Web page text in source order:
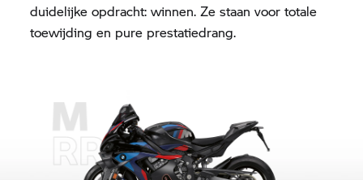
duidelijke opdracht: winnen. Ze staan voor totale
toewijding en pure prestatiedrang.